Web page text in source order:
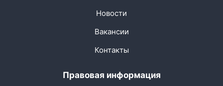
Новости
Вакансии
Контакты
Правовая информация